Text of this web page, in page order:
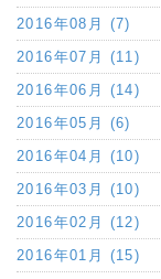
2016年08月 (7)
2016年07月 (11)
2016年06月 (14)
2016年05月 (6)
2016年04月 (10)
2016年03月 (10)
2016年02月 (12)
2016年01月 (15)